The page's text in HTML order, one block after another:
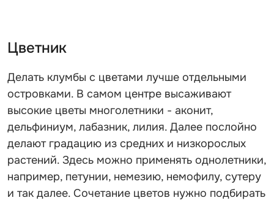
Цветник
Делать клумбы с цветами лучше отдельными
островками. В самом центре высаживают
высокие цветы многолетники - аконит,
дельфиниум, лабазник, лилия. Далее послойно
делают градацию из средних и низкорослых
растений. Здесь можно применять однолетники,
например, петунии, немезию, немофилу, сутеру
и так далее. Сочетание цветов нужно подбирать